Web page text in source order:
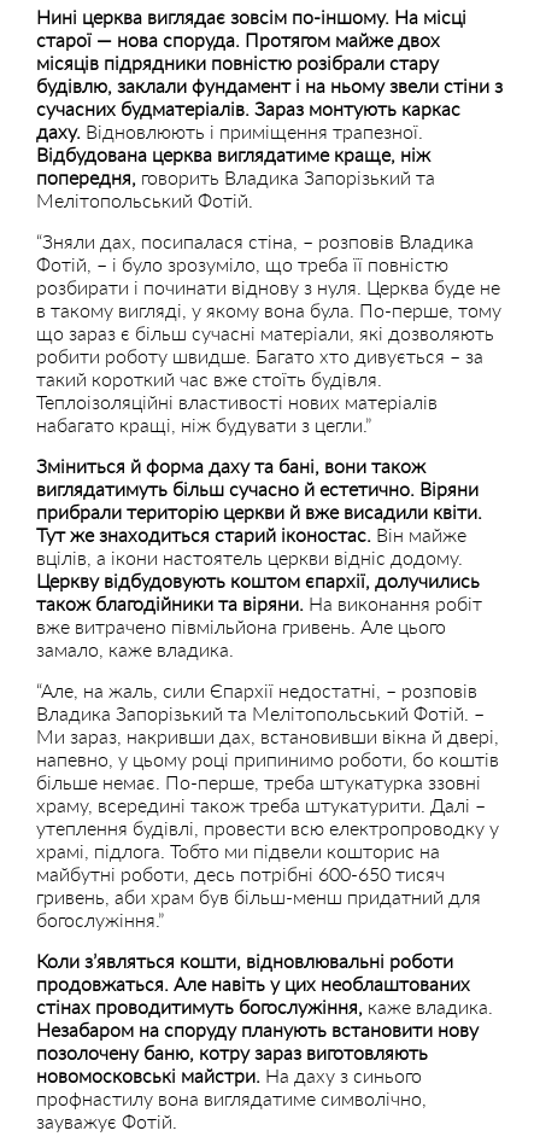
Нині церква виглядає зовсім по-іншому. На місці
старої — нова споруда. Протягом майже двох
місяців підрядники повністю розібрали стару
будівлю, заклали фундамент і на ньому звели стіни з
сучасних будматеріалів. Зараз монтують каркас
даху. Відновлюють і приміщення трапезної.
Відбудована церква виглядатиме краще, ніж
попередня, говорить Владика Запорізький та
Мелітопольський Фотій.
“Зняли дах, посипалася стіна, – розповів Владика
Фотій, – і було зрозуміло, що треба її повністю
розбирати і починати віднову з нуля. Церква буде не
в такому вигляді, у якому вона була. По-перше, тому
що зараз є більш сучасні матеріали, які дозволяють
робити роботу швидше. Багато хто дивується – за
такий короткий час вже стоїть будівля.
Теплоізоляційні властивості нових матеріалів
набагато кращі, ніж будувати з цегли.”
Зміниться й форма даху та бані, вони також
виглядатимуть більш сучасно й естетично. Віряни
прибрали територію церкви й вже висадили квіти.
Тут же знаходиться старий іконостас. Він майже
вцілів, а ікони настоятель церкви відніс додому.
Церкву відбудовують коштом єпархії, долучились
також благодійники та віряни. На виконання робіт
вже витрачено півмільйона гривень. Але цього
замало, каже владика.
“Але, на жаль, сили Єпархії недостатні, – розповів
Владика Запорізький та Мелітопольський Фотій. –
Ми зараз, накривши дах, встановивши вікна й двері,
напевно, у цьому році припинимо роботи, бо коштів
більше немає. По-перше, треба штукатурка ззовні
храму, всередині також треба штукатурити. Далі –
утеплення будівлі, провести всю електропроводку у
храмі, підлога. Тобто ми підвели кошторис на
майбутні роботи, десь потрібні 600-650 тисяч
гривень, аби храм був більш-менш придатний для
богослужіння.”
Коли з’являться кошти, відновлювальні роботи
продовжаться. Але навіть у цих необлаштованих
стінах проводитимуть богослужіння, каже владика.
Незабаром на споруду планують встановити нову
позолочену баню, котру зараз виготовляють
новомосковські майстри. На даху з синього
профнастилу вона виглядатиме символічно,
зауважує Фотій.